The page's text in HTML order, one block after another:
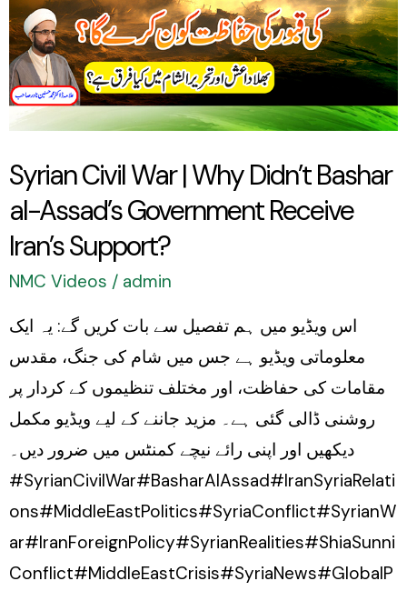
Syrian Civil War | Why Didn’t Bashar
al-Assad’s Government Receive
Iran’s Support?
NMC Videos / admin
اس ویڈیو میں ہم تفصیل سے بات کریں گے: یہ ایک
معلوماتی ویڈیو ہے جس میں شام کی جنگ، مقدس
مقامات کی حفاظت، اور مختلف تنظیموں کے کردار پر
روشنی ڈالی گئی ہے۔ مزید جاننے کے لیے ویڈیو مکمل
دیکھیں اور اپنی رائے نیچے کمنٹس میں ضرور دیں۔
#SyrianCivilWar#BasharAlAssad#IranSyriaRelati
ons#MiddleEastPolitics#SyriaConflict#SyrianW
ar#IranForeignPolicy#SyrianRealities#ShiaSunni
Conflict#MiddleEastCrisis#SyriaNews#GlobalP
Didn’t
Bashar
al-
Assad’s
Receive
Iran’s
Support?